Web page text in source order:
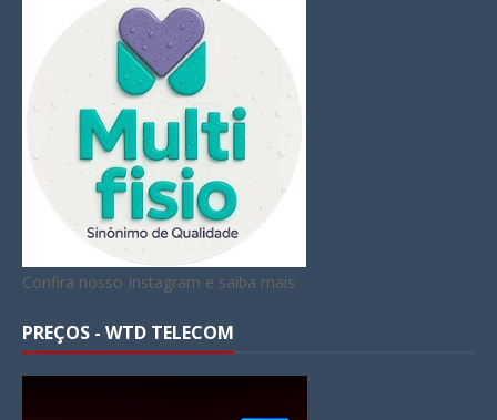
Confira nosso Instagram e saiba mais
PREÇOS - WTD TELECOM